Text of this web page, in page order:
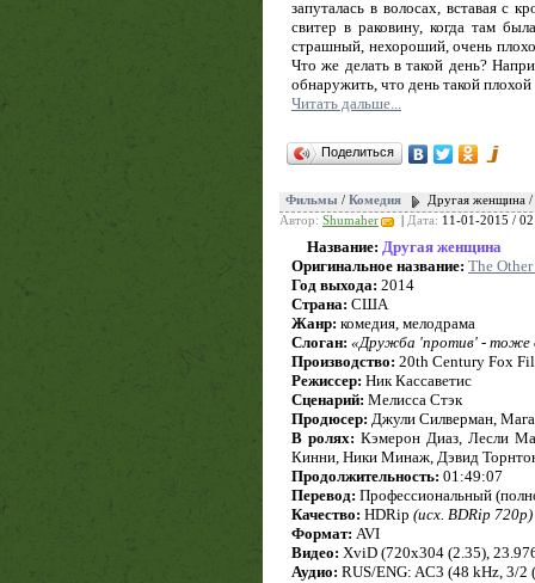
запуталась в волосах, вставая с
свитер в раковину, когда там
страшный, нехороший, очень
Что же делать в такой день?
обнаружить, что день такой
Читать дальше...
Поделиться
Фильмы / Комедия
Другая женщина /
Автор: Shumaher Дата: 11-01-2015 /
Название: Другая женщина
Оригинальное название: The
Год выхода: 2014
Страна: США
Жанр: комедия, мелодрама
Слоган: «Дружба 'против' - тоже
Производство: 20th Century Fox
Режиссер: Ник Кассаветис
Сценарий: Мелисса Стэк
Продюсер: Джули Силверман,
В ролях: Кэмерон Диаз, Лесли
Кинни, Ники Минаж, Дэвид
Продолжительность: 01:49:07
Перевод: Профессиональный
Качество: HDRip (исх. BDRip 720p)
Формат: AVI
Видео: XviD (720x304 (2.35),
Аудио: RUS/ENG: AC3 (48 kHz, 3/2